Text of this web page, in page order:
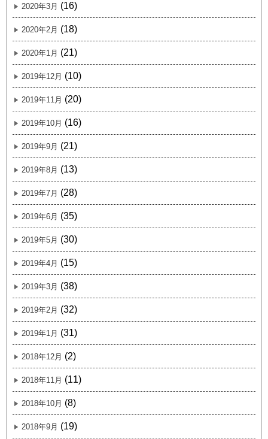
2020年3月 (16)
2020年2月 (18)
2020年1月 (21)
2019年12月 (10)
2019年11月 (20)
2019年10月 (16)
2019年9月 (21)
2019年8月 (13)
2019年7月 (28)
2019年6月 (35)
2019年5月 (30)
2019年4月 (15)
2019年3月 (38)
2019年2月 (32)
2019年1月 (31)
2018年12月 (2)
2018年11月 (11)
2018年10月 (8)
2018年9月 (19)